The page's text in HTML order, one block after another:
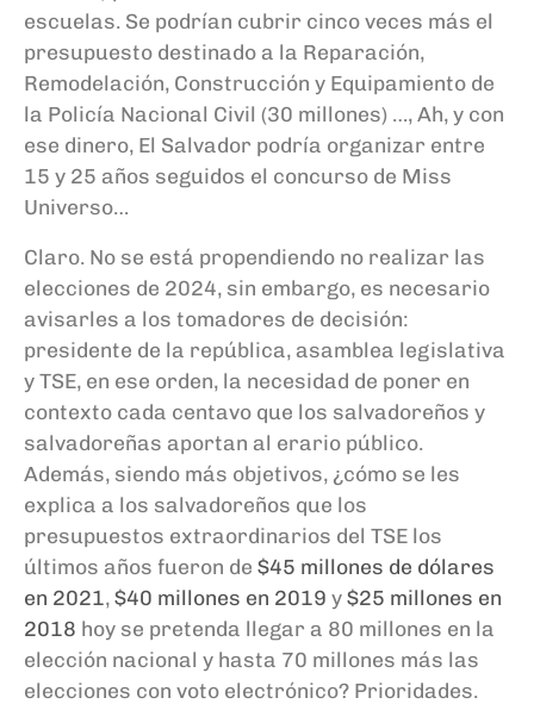
escuelas. Se podrían cubrir cinco veces más el
presupuesto destinado a la Reparación,
Remodelación, Construcción y Equipamiento de
la Policía Nacional Civil (30 millones) …, Ah, y con
ese dinero, El Salvador podría organizar entre
15 y 25 años seguidos el concurso de Miss
Universo…
Claro. No se está propendiendo no realizar las
elecciones de 2024, sin embargo, es necesario
avisarles a los tomadores de decisión:
presidente de la república, asamblea legislativa
y TSE, en ese orden, la necesidad de poner en
contexto cada centavo que los salvadoreños y
salvadoreñas aportan al erario público.
Además, siendo más objetivos, ¿cómo se les
explica a los salvadoreños que los
presupuestos extraordinarios del TSE los
últimos años fueron de $45 millones de dólares
en 2021,$40 millones en 2019 y$25 millones en
2018 hoy se pretenda llegar a 80 millones en la
elección nacional y hasta 70 millones más las
elecciones con voto electrónico? Prioridades.